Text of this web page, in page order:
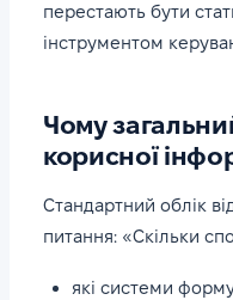
перестають бути
інструментом
Чому
корисної
Стандартний облік
питання: «Скільки
які системи